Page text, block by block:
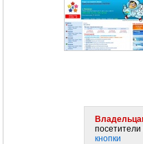
посетители
кнопки